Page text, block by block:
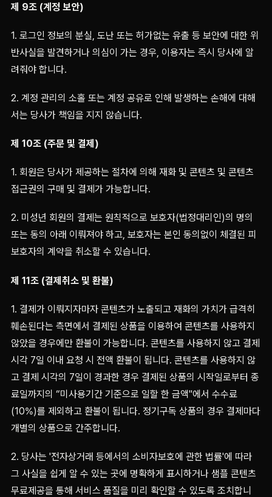
제 9조 (계정 보안)
1. 로그인 정보의 분실, 도난 또는 허가없는 유출 등 보안에 대한 위
반사실을 발견하거나 의심이 가는 경우, 이용자는 즉시 당사에 알
려줘야 합니다.
2. 계정 관리의 소홀 또는 계정 공유로 인해 발생하는 손해에 대해
서는 당사가 책임을 지지 않습니다.
제 10조 (주문 및 결제)
1. 회원은 당사가 제공하는 절차에 의해 재화 및 콘텐츠 및 콘텐츠
접근권의 구매 및 결제가 가능합니다.
2. 미성년 회원의 결제는 원칙적으로 보호자(법정대리인)의 명의
또는 동의 아래 이뤄져야 하고, 보호자는 본인 동의없이 체결된 피
보호자의 계약을 취소할 수 있습니다.
제 11조 (결제취소 및 환불)
1. 결제가 이뤄지자마자 콘텐츠가 노출되고 재화의 가치가 급격히
훼손된다는 측면에서 결제된 상품을 이용하여 콘텐츠를 사용하지
않았을 경우에만 환불이 가능합니다. 콘텐츠를 사용하지 않고 결제
시각 7일 이내 요청 시 전액 환불이 됩니다. 콘텐츠를 사용하지 않
고 결제 시각의 7일이 경과한 경우 결제된 상품의 시작일로부터 종
료일까지의 “미사용기간 기준으로 일할 한 금액"에서 수수료
(10%)를 제외하고 환불이 됩니다. 정기구독 상품의 경우 결제마다
개별의 상품으로 간주합니다.
2. 당사는 '전자상거래 등에서의 소비자보호에 관한 법률'에 따라
그 사실을 쉽게 알 수 있는 곳에 명확하게 표시하거나 샘플 콘텐츠
무료제공을 통해 서비스 품질을 미리 확인할 수 있도록 조치합니